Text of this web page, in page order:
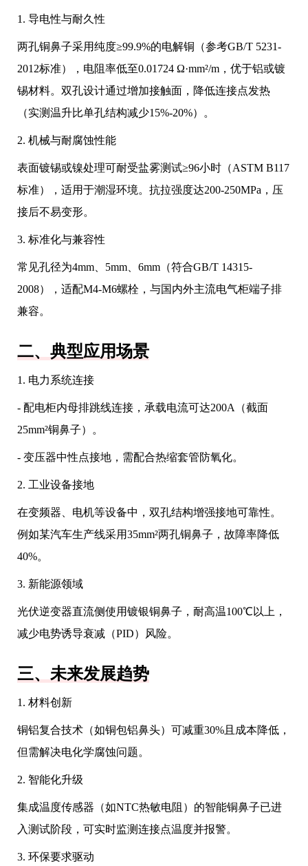
1. 导电性与耐久性
两孔铜鼻子采用纯度≥99.9%的电解铜（参考GB/T 5231-
2012标准），电阻率低至0.01724 Ω·mm²/m，优于铝或镀
锡材料。双孔设计通过增加接触面，降低连接点发热
（实测温升比单孔结构减少15%-20%）。
2. 机械与耐腐蚀性能
表面镀锡或镍处理可耐受盐雾测试≥96小时（ASTM B117
标准），适用于潮湿环境。抗拉强度达200-250MPa，压
接后不易变形。
3. 标准化与兼容性
常见孔径为4mm、5mm、6mm（符合GB/T 14315-
2008），适配M4-M6螺栓，与国内外主流电气柜端子排
兼容。
二、典型应用场景
1. 电力系统连接
- 配电柜内母排跳线连接，承载电流可达200A（截面
25mm²铜鼻子）。
- 变压器中性点接地，需配合热缩套管防氧化。
2. 工业设备接地
在变频器、电机等设备中，双孔结构增强接地可靠性。
例如某汽车生产线采用35mm²两孔铜鼻子，故障率降低
40%。
3. 新能源领域
光伏逆变器直流侧使用镀银铜鼻子，耐高温100℃以上，
减少电势诱导衰减（PID）风险。
三、未来发展趋势
1. 材料创新
铜铝复合技术（如铜包铝鼻头）可减重30%且成本降低，
但需解决电化学腐蚀问题。
2. 智能化升级
集成温度传感器（如NTC热敏电阻）的智能铜鼻子已进
入测试阶段，可实时监测连接点温度并报警。
3. 环保要求驱动